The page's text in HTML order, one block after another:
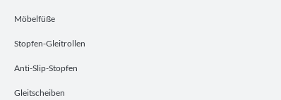
Möbelfüße
Stopfen-Gleitrollen
Anti-Slip-Stopfen
Gleitscheiben